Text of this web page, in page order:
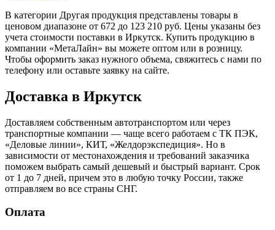
В категории Другая продукция представлены товары в
ценовом диапазоне от 672 до 123 210 руб. Цены указаны без
учета стоимости поставки в Иркутск. Купить продукцию в
компании «МетаЛайн» вы можете оптом или в розницу.
Чтобы оформить заказ нужного объема, свяжитесь с нами по
телефону или оставьте заявку на сайте.
Доставка в Иркутск
Доставляем собственным автотранспортом или через
транспортные компании — чаще всего работаем с ТК ПЭК,
«Деловые линии», КИТ, «Желдорэкспедиция». Но в
зависимости от местонахождения и требований заказчика
поможем выбрать самый дешевый и быстрый вариант. Срок
от 1 до 7 дней, причем это в любую точку России, также
отправляем во все страны СНГ.
Оплата